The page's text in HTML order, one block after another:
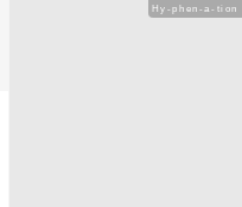
Hy-phen-a-tion